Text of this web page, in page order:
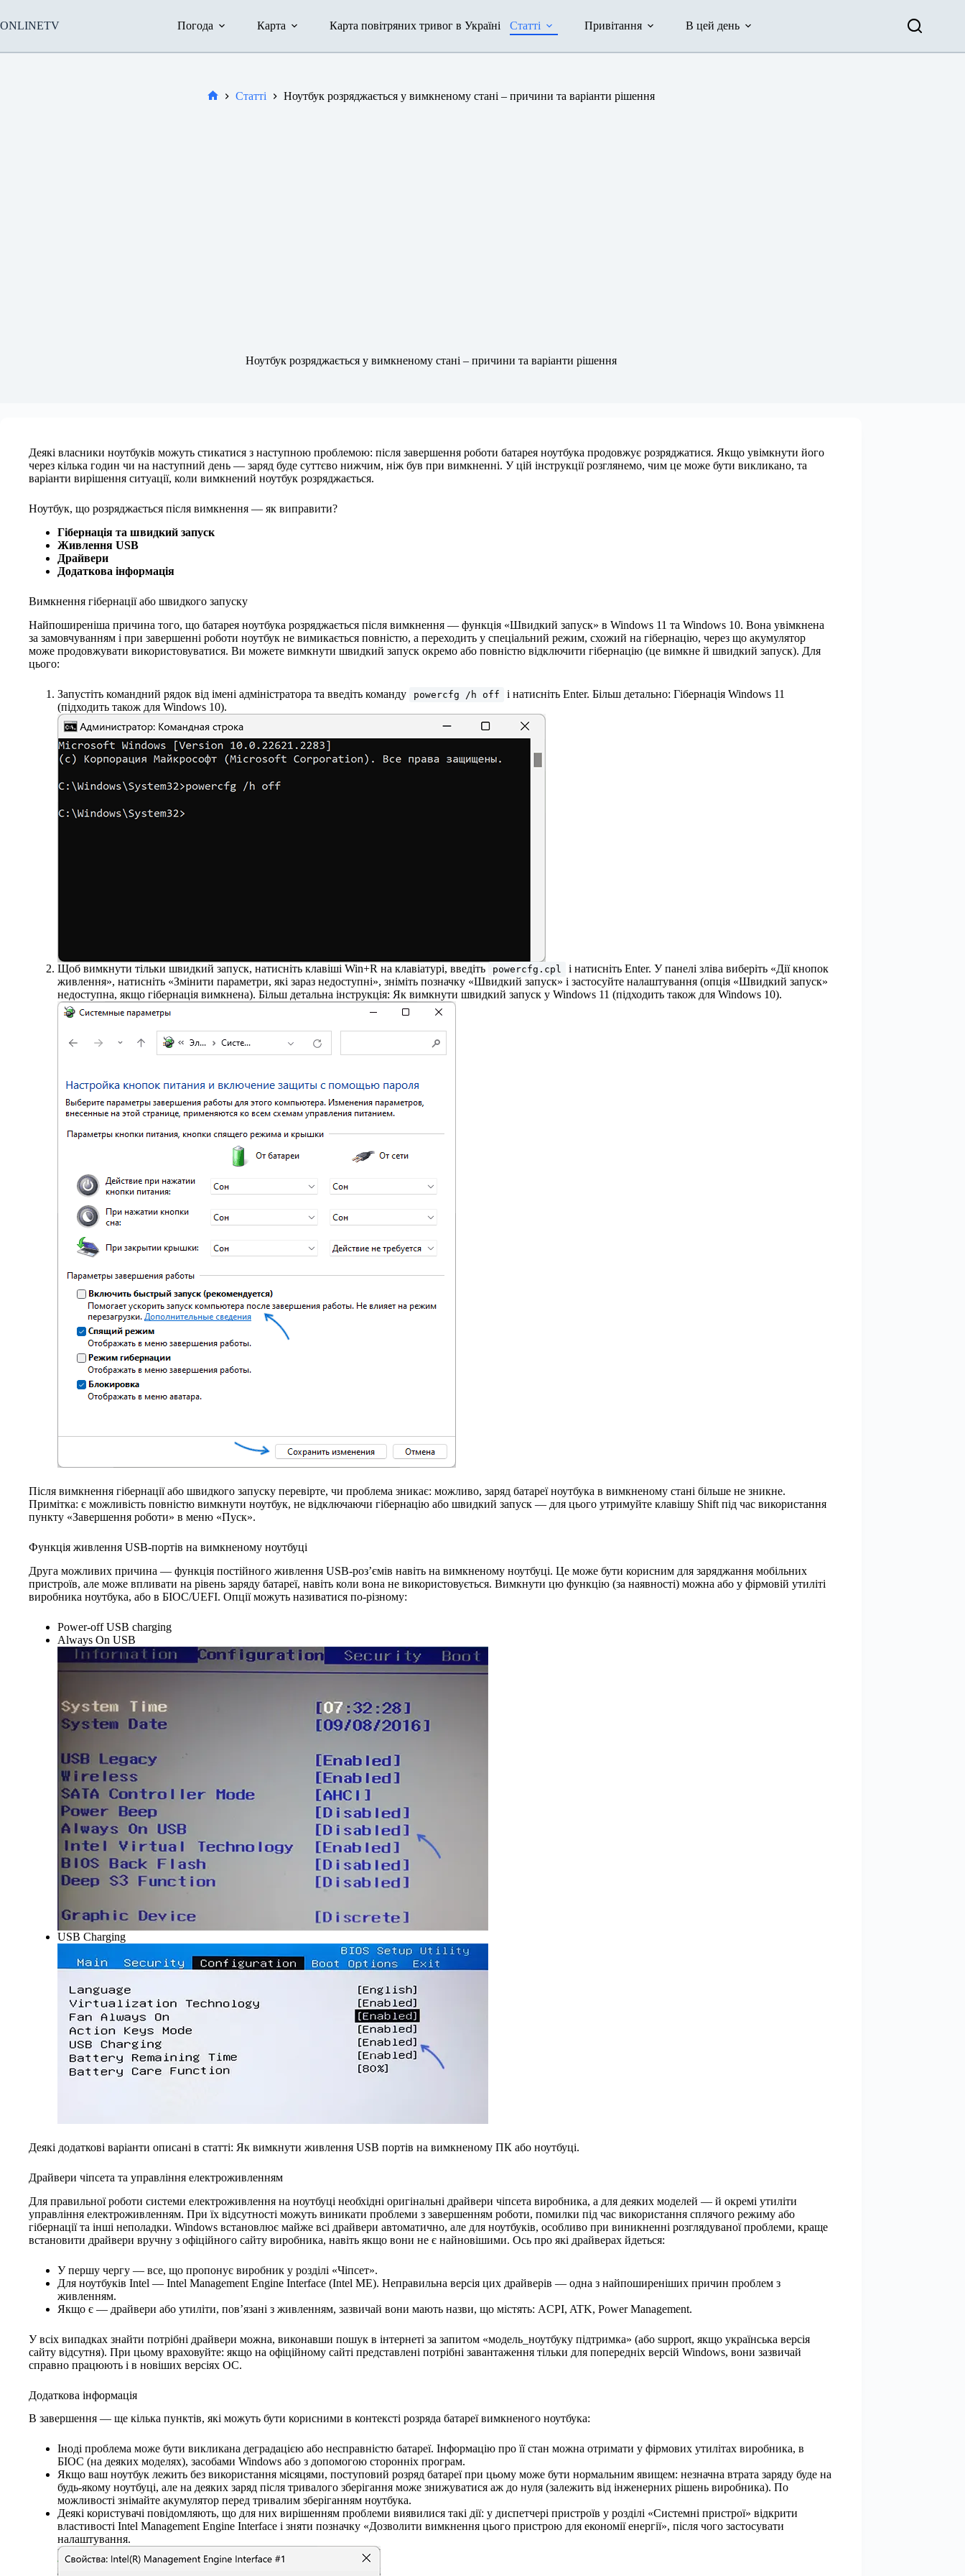
вмісту
ONLINETV Погода Карта Карта повітряних тривог в Україні Статті Привітання В цей день
Статті Ноутбук розряджається у вимкненому стані – причини та варіанти рішення
Ноутбук розряджається у вимкненому стані – причини та варіанти рішення
Деякі власники ноутбуків можуть стикатися з наступною проблемою: після завершення роботи батарея ноутбука продовжує розряджатися. Якщо увімкнути його
через кілька годин чи на наступний день — заряд буде суттєво нижчим, ніж був при вимкненні. У цій інструкції розглянемо, чим це може бути викликано, та
варіанти вирішення ситуації, коли вимкнений ноутбук розряджається.
Ноутбук, що розряджається після вимкнення — як виправити?
Гібернація та швидкий запуск
Живлення USB
Драйвери
Додаткова інформація
Вимкнення гібернації або швидкого запуску
Найпоширеніша причина того, що батарея ноутбука розряджається після вимкнення — функція «Швидкий запуск» в Windows 11 та Windows 10. Вона увімкнена
за замовчуванням і при завершенні роботи ноутбук не вимикається повністю, а переходить у спеціальний режим, схожий на гібернацію, через що акумулятор
може продовжувати використовуватися. Ви можете вимкнути швидкий запуск окремо або повністю відключити гібернацію (це вимкне й швидкий запуск). Для
цього:
Запустіть командний рядок від імені адміністратора та введіть команду powercfg /h off
і натисніть Enter. Більш детально: Гібернація Windows 11
(підходить також для Windows 10).
Щоб вимкнути тільки швидкий запуск, натисніть клавіші Win+R на клавіатурі, введіть powercfg.cpl
і натисніть Enter. У панелі зліва виберіть «Дії кнопок
живлення», натисніть «Змінити параметри, які зараз недоступні», зніміть позначку «Швидкий запуск» і застосуйте налаштування (опція «Швидкий запуск»
недоступна, якщо гібернація вимкнена). Більш детальна інструкція: Як вимкнути швидкий запуск у Windows 11 (підходить також для Windows 10).
Після вимкнення гібернації або швидкого запуску перевірте, чи проблема зникає: можливо, заряд батареї ноутбука в вимкненому стані більше не зникне.
Примітка: є можливість повністю вимкнути ноутбук, не відключаючи гібернацію або швидкий запуск — для цього утримуйте клавішу Shift під час використання
пункту «Завершення роботи» в меню «Пуск».
Функція живлення USB-портів на вимкненому ноутбуці
Друга можливих причина — функція постійного живлення USB-роз’ємів навіть на вимкненому ноутбуці. Це може бути корисним для заряджання мобільних
пристроїв, але може впливати на рівень заряду батареї, навіть коли вона не використовується. Вимкнути цю функцію (за наявності) можна або у фірмовій утиліті
виробника ноутбука, або в БІОС/UEFI. Опції можуть називатися по-різному:
Power-off USB charging
Always On USB
USB Charging
Деякі додаткові варіанти описані в статті: Як вимкнути живлення USB портів на вимкненому ПК або ноутбуці.
Драйвери чіпсета та управління електроживленням
Для правильної роботи системи електроживлення на ноутбуці необхідні оригінальні драйвери чіпсета виробника, а для деяких моделей — й окремі утиліти
управління електроживленням. При їх відсутності можуть виникати проблеми з завершенням роботи, помилки під час використання сплячого режиму або
гібернації та інші неполадки. Windows встановлює майже всі драйвери автоматично, але для ноутбуків, особливо при виникненні розглядуваної проблеми, краще
встановити драйвери вручну з офіційного сайту виробника, навіть якщо вони не є найновішими. Ось про які драйверах йдеться:
У першу чергу — все, що пропонує виробник у розділі «Чіпсет».
Для ноутбуків Intel — Intel Management Engine Interface (Intel ME). Неправильна версія цих драйверів — одна з найпоширеніших причин проблем з
живленням.
Якщо є — драйвери або утиліти, пов’язані з живленням, зазвичай вони мають назви, що містять: ACPI, ATK, Power Management.
У всіх випадках знайти потрібні драйвери можна, виконавши пошук в інтернеті за запитом «модель_ноутбуку підтримка» (або support, якщо українська версія
сайту відсутня). При цьому враховуйте: якщо на офіційному сайті представлені потрібні завантаження тільки для попередніх версій Windows, вони зазвичай
справно працюють і в новіших версіях ОС.
Додаткова інформація
В завершення — ще кілька пунктів, які можуть бути корисними в контексті розряда батареї вимкненого ноутбука:
Іноді проблема може бути викликана деградацією або несправністю батареї. Інформацію про її стан можна отримати у фірмових утилітах виробника, в
БІОС (на деяких моделях), засобами Windows або з допомогою сторонніх програм.
Якщо ваш ноутбук лежить без використання місяцями, поступовий розряд батареї при цьому може бути нормальним явищем: незначна втрата заряду буде на
будь-якому ноутбуці, але на деяких заряд після тривалого зберігання може знижуватися аж до нуля (залежить від інженерних рішень виробника). По
можливості знімайте акумулятор перед тривалим зберіганням ноутбука.
Деякі користувачі повідомляють, що для них вирішенням проблеми виявилися такі дії: у диспетчері пристроїв у розділі «Системні пристрої» відкрити
властивості Intel Management Engine Interface і зняти позначку «Дозволити вимкнення цього пристрою для економії енергії», після чого застосувати
налаштування.